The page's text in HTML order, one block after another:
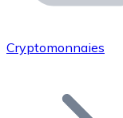
Rejoignez
Ajoutez le
Cryptomonnaies